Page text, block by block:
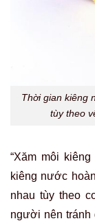
Thời gian kiêng
tùy theo
“Xăm môi
kiêng nước
nhau tùy theo
người nên tránh